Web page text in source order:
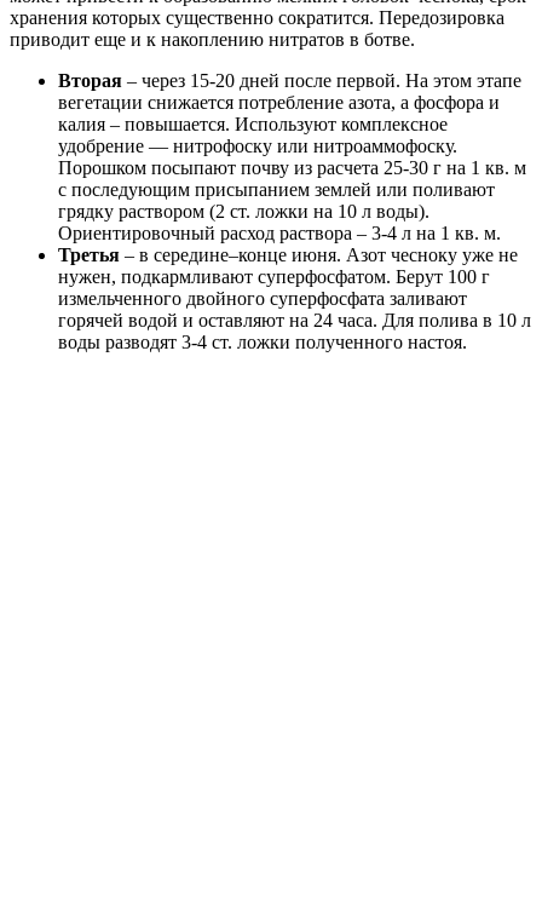
хранения которых существенно сократится. Передозировка
приводит еще и к накоплению нитратов в ботве.
Вторая – через 15-20 дней после первой. На этом этапе
вегетации снижается потребление азота, а фосфора и
калия – повышается. Используют комплексное
удобрение — нитрофоску или нитроаммофоску.
Порошком посыпают почву из расчета 25-30 г на 1 кв. м
с последующим присыпанием землей или поливают
грядку раствором (2 ст. ложки на 10 л воды).
Ориентировочный расход раствора – 3-4 л на 1 кв. м.
Третья – в середине–конце июня. Азот чесноку уже не
нужен, подкармливают суперфосфатом. Берут 100 г
измельченного двойного суперфосфата заливают
горячей водой и оставляют на 24 часа. Для полива в 10 л
воды разводят 3-4 ст. ложки полученного настоя.